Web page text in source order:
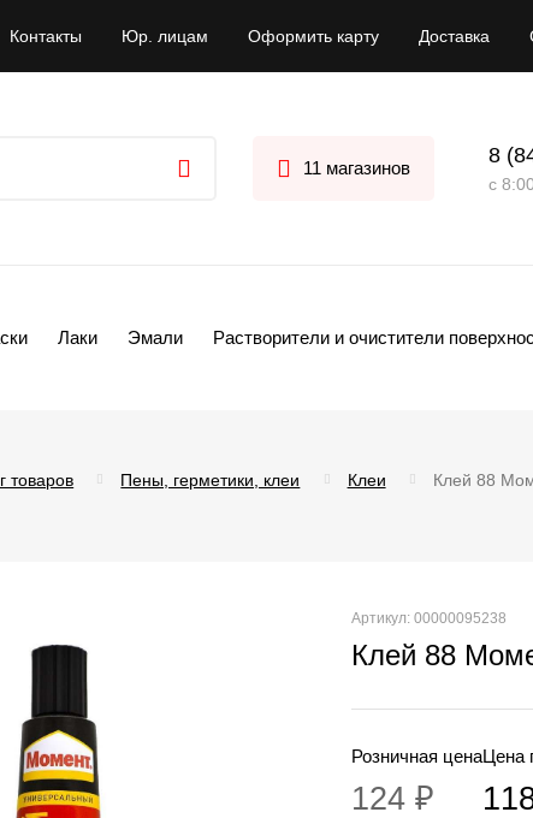
Контакты Юр. лицам Оформить карту Доставка
11 магазинов
8
с
Лаки Эмали Растворители и очистители
товаров Пены, герметики, клеи Клеи Клей 88
Артикул: 00000095238
Клей 88
Розничная цена
124 ₽
Цена